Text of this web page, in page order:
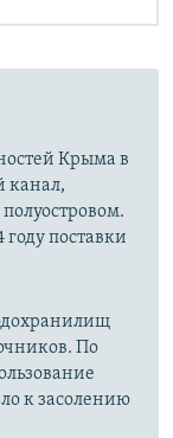
Крыма в
канал,
поставки
По
к засолению